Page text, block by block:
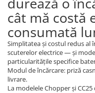
cât mă costă
consumată
Simplitatea și costul redus al
scuterelor electrice — și
particularitățile specifice
Modul de încărcare: priză
livrare.
La modelele Chopper și